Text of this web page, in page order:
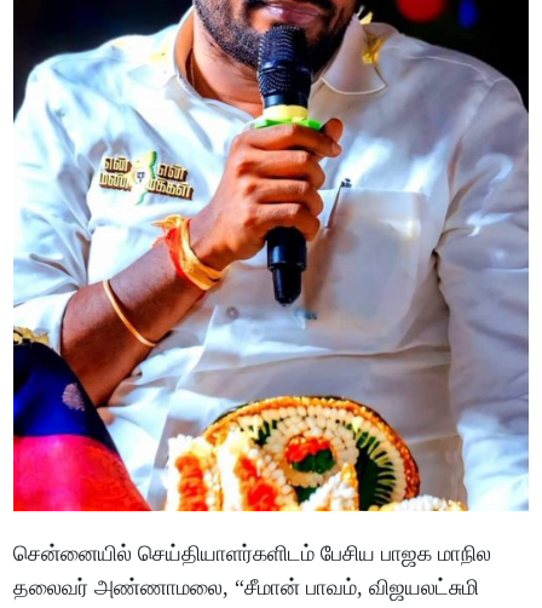
சென்னையில் செய்தியாளர்களிடம் பேசிய பாஜக மாநில
தலைவர் அண்ணாமலை, “சீமான் பாவம், விஜயலட்சுமி